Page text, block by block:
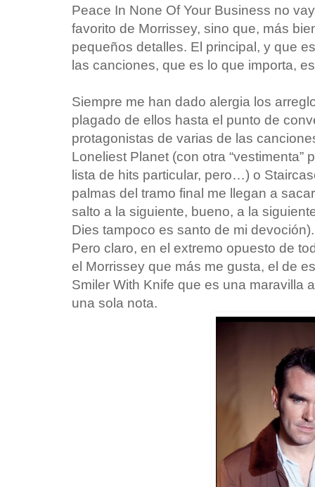
Peace In None Of Your Business no
favorito de Morrissey, sino que, más
pequeños detalles. El principal, y que
las canciones, que es lo que importa,
Siempre me han dado alergia los
plagado de ellos hasta el punto de
protagonistas de varias de las
Loneliest Planet (con otra “vestimenta”
lista de hits particular, pero…) o
palmas del tramo final me llegan a
salto a la siguiente, bueno, a la
Dies tampoco es santo de mi
Pero claro, en el extremo opuesto de
el Morrissey que más me gusta, el de
Smiler With Knife que es una maravilla
una sola nota.